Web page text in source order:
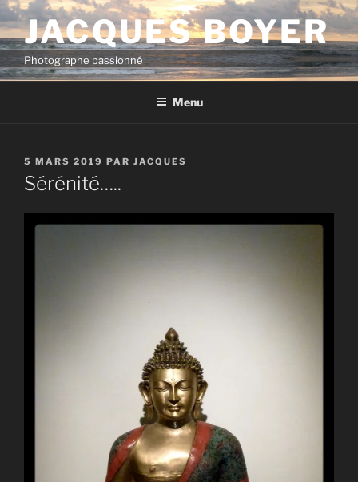
Aller
au
contenu
principal
JACQUES BOYER
Photographe passionné
Menu
PUBLIÉ
LE
5 MARS 2019 PAR JACQUES
Sérénité…..